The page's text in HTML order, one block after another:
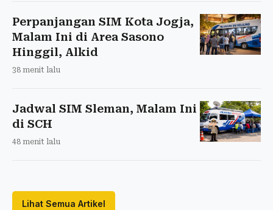
Perpanjangan SIM Kota Jogja,
Malam Ini di Area Sasono
Hinggil, Alkid
38 menit lalu
Jadwal SIM Sleman, Malam Ini
di SCH
48 menit lalu
Lihat Semua Artikel